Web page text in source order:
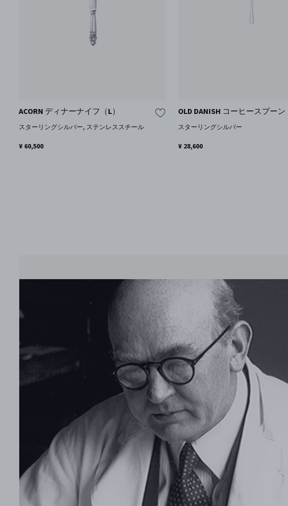
ACORN ディナーナイフ（L）
スターリングシルバー, ステンレススチール
¥ 60,500
OLD DANISH コーヒースプーン
スターリングシルバー
¥ 28,600